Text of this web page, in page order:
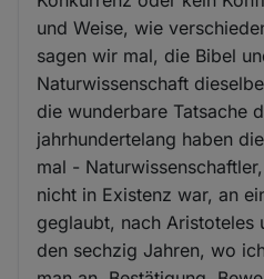
und Weise, wie
sagen wir mal, die Bibel
Naturwissenschaft
die wunderbare Tatsache
jahrhundertelang haben
mal -
nicht in Existenz war, an
geglaubt, nach Aristoteles
den sechzig Jahren, wo